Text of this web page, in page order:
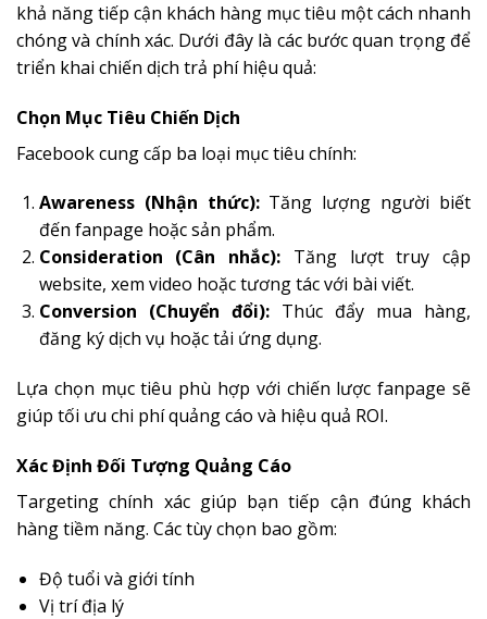
khả năng tiếp cận khách hàng mục tiêu một cách nhanh
chóng và chính xác. Dưới đây là các bước quan trọng để
triển khai chiến dịch trả phí hiệu quả:
Chọn Mục Tiêu Chiến Dịch
Facebook cung cấp ba loại mục tiêu chính:
Awareness (Nhận thức):Tăng lượng người biết
đến fanpage hoặc sản phẩm.
Consideration (Cân nhắc): Tăng lượt truy cập
website, xem video hoặc tương tác với bài viết.
Conversion (Chuyển đổi):Thúc đẩy mua hàng,
đăng ký dịch vụ hoặc tải ứng dụng.
Lựa chọn mục tiêu phù hợp với chiến lược fanpage sẽ
giúp tối ưu chi phí quảng cáo và hiệu quả ROI.
Xác Định Đối Tượng Quảng Cáo
Targeting chính xác giúp bạn tiếp cận đúng khách
hàng tiềm năng. Các tùy chọn bao gồm:
Độ tuổi và giới tính
Vị trí địa lý